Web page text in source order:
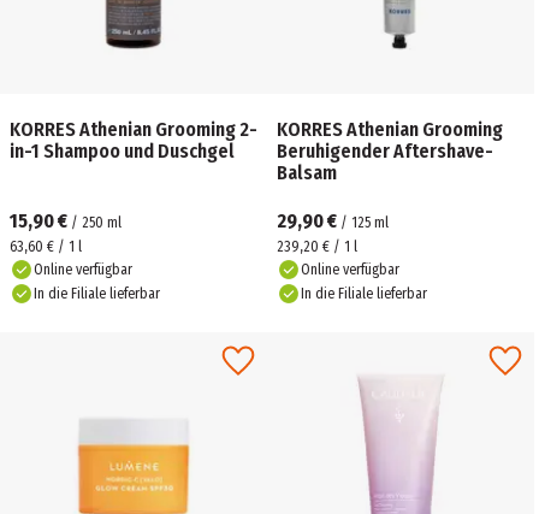
KORRES Athenian Grooming 2-
in-1 Shampoo und Duschgel
15,90 € / 250 ml
63,60 € / 1 l
Online verfügbar
In die Filiale lieferbar
KORRES Athenian Grooming
Beruhigender Aftershave-
Balsam
29,90 € / 125 ml
239,20 € / 1 l
Online verfügbar
In die Filiale lieferbar